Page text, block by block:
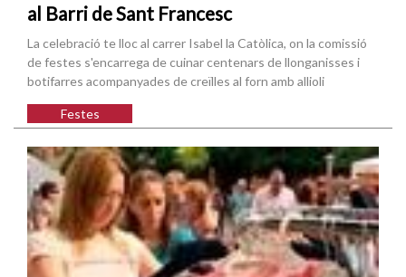
al Barri de Sant Francesc
La celebració te lloc al carrer Isabel la Catòlica, on la comissió
de festes s'encarrega de cuinar centenars de llonganisses i
botifarres acompanyades de creïlles al forn amb allioli
Festes